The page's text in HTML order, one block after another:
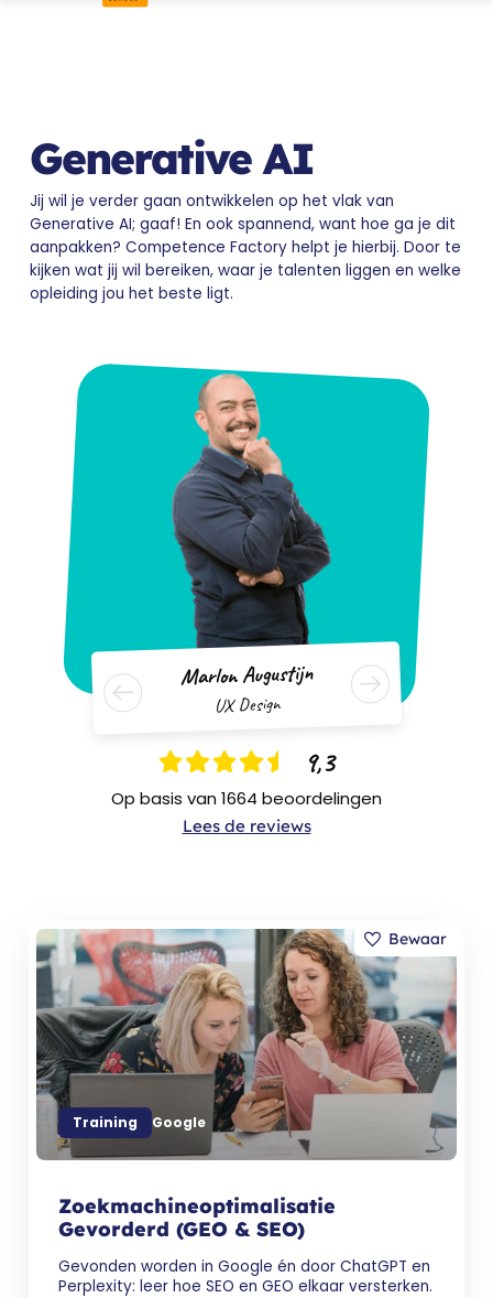
Generative AI
Jij wil je verder gaan ontwikkelen op het vlak van
Generative AI; gaaf! En ook spannend, want hoe ga je dit
aanpakken? Competence Factory helpt je hierbij. Door te
kijken wat jij wil bereiken, waar je talenten liggen en welke
opleiding jou het beste ligt.
Marlon Augustijn
UX Design
9,3
Op basis van 1664 beoordelingen
Lees de reviews
Training Google
Zoekmachineoptimalisatie
Gevorderd (GEO & SEO)
Gevonden worden in Google én door ChatGPT en
Perplexity: leer hoe SEO en GEO elkaar versterken.